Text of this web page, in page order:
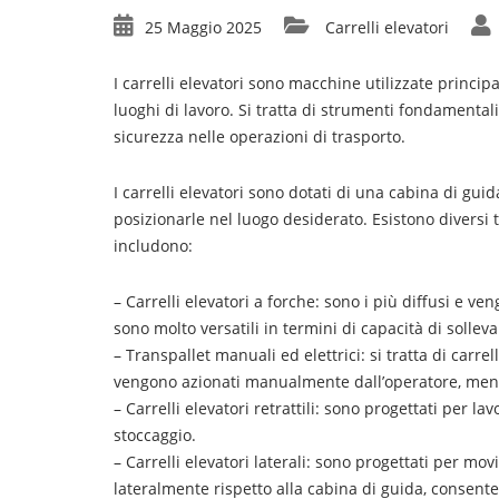
25 Maggio 2025 Carrelli elevatori
I carrelli elevatori sono macchine utilizzate
luoghi di lavoro. Si tratta di strumenti
sicurezza nelle operazioni di trasporto.
I carrelli elevatori sono dotati di una cabina di
posizionarle nel luogo desiderato. Esistono
includono:
– Carrelli elevatori a forche: sono i più diffusi e
sono molto versatili in termini di capacità di
– Transpallet manuali ed elettrici: si tratta di
vengono azionati manualmente dall’operatore,
– Carrelli elevatori retrattili: sono progettati per
stoccaggio.
– Carrelli elevatori laterali: sono progettati per
lateralmente rispetto alla cabina di guida,